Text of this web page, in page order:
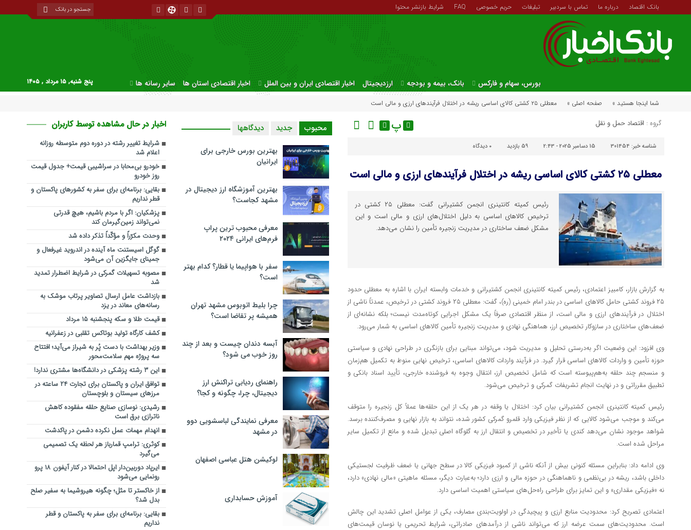
بانک اقتصاد درباره ما تماس با سردبیر تبلیغات حریم خصوصی FAQ شرایط بازنشر محتوا
بورس، سهام و فارکس بانک، بیمه و بودجه ارزدیجیتال اخبار اقتصادی ایران و بین الملل اخبار اقتصادی استان ها سایر رسانه ها پنج شنبه, ۱۵ مرداد , ۱۴۰۵
شما اینجا هستید » صفحه اصلی » معطلی ۲۵ کشتی کالای اساسی ریشه در اختلال فرآیندهای ارزی و مالی است
گروه : اقتصاد حمل و نقل پ
شناسه خبر: 301454 15 دسامبر 2025 - 2:43 59 بازدید ۰ دیدگاه
معطلی ۲۵ کشتی کالای اساسی ریشه در اختلال فرآیندهای ارزی و مالی است
رئیس کمیته کانتینری انجمن کشتیرانی گفت: معطلی ۲۵ کشتی در
ترخیص کالاهای اساسی به دلیل اختلال‌های ارزی و مالی است و این
مشکل ضعف ساختاری در مدیریت زنجیره تأمین را نشان می‌دهد.
به گزارش بازار، ‌کامبیز اعتمادی، رئیس کمیته کانتینری انجمن کشتیرانی و خدمات وابسته ایران با اشاره به معطلی حدود
۲۵ فروند کشتی حامل کالاهای اساسی در بندر امام خمینی (ره)، گفت: معطلی ۲۵ فروند کشتی در ترخیص، عمدتاً ناشی از
اختلال در فرآیندهای ارزی و مالی است، از منظر اقتصادی صرفاً یک مشکل اجرایی کوتاه‌مدت نیست؛ بلکه نشانه‌ای از
ضعف‌های ساختاری در سازوکار تخصیص ارز، هماهنگی نهادی و مدیریت زنجیره تأمین کالاهای اساسی به شمار می‌رود.
وی افزود: این وضعیت اگر به‌درستی تحلیل و مدیریت شود، می‌تواند مبنایی برای بازنگری در طراحی نهادی و سیاستی
حوزه تأمین و واردات کالاهای اساسی قرار گیرد. در فرآیند واردات کالاهای اساسی، ترخیص نهایی منوط به تکمیل هم‌زمان
و منسجم چند حلقه به‌هم‌پیوسته است که شامل تخصیص ارز، انتقال وجوه به فروشنده خارجی، تأیید اسناد بانکی و
تطبیق مقرراتی و در نهایت انجام تشریفات گمرکی و ترخیص می‌شود.
رئیس کمیته کانتینری انجمن کشتیرانی بیان کرد: اختلال یا وقفه در هر یک از این حلقه‌ها عملاً کل زنجیره را متوقف
می‌کند و موجب می‌شود کالایی که از نظر فیزیکی وارد قلمرو گمرکی کشور شده، نتواند به بازار نهایی و مصرف‌کننده برسد.
شواهد موجود نشان می‌دهد کندی یا تأخیر در تخصیص و انتقال ارز به گلوگاه اصلی تبدیل شده و مانع از تکمیل سایر
مراحل شده است.
وی ادامه داد: بنابراین مسئله کنونی بیش از آنکه ناشی از کمبود فیزیکی کالا در سطح جهانی یا ضعف ظرفیت لجستیکی
داخلی باشد، ریشه در بی‌نظمی و ناهماهنگی در حوزه مالی و ارزی دارد؛ به‌عبارت دیگر، مسئله ماهیتی «مالی نهادی» دارد،
نه «فیزیکی مقداری» و این تمایز برای طراحی راه‌حل‌های سیاستی اهمیت اساسی دارد.
اعتمادی تصریح کرد: محدودیت منابع ارزی و پیچیدگی در اولویت‌بندی مصارف، یکی از عوامل اصلی تشدید این چالش
است. محدودیت‌های سمت عرضه ارز که می‌تواند ناشی از درآمدهای صادراتی، شرایط تحریمی یا نوسان قیمت‌های
محبوب جدید دیدگاهها
بهترین بورس خارجی برای
ایرانیان
بهترین آموزشگاه ارز دیجیتال در
مشهد کجاست؟
معرفی محبوب ترین پراپ
فرم‌های ایرانی ۲۰۲۴
سفر با هواپیما یا قطار؟ کدام بهتر
است؟
چرا بلیط اتوبوس مشهد تهران
همیشه پر تقاضا است؟
آبسه دندان چیست و بعد از چند
روز خوب می‌ شود؟
راهنمای ردیابی تراکنش ارز
دیجیتال، چرا، چگونه و کجا؟
معرفی نمایندگی لباسشویی دوو
در مشهد
لوکیشن هتل عباسی اصفهان
آموزش حسابداری
اخبار در حال مشاهده توسط کاربران
شرایط تغییر رشته در دوره دوم متوسطه روزانه
اعلام شد
خودرو بی‌محابا در سراشیبی قیمت+ جدول قیمت
روز خودرو
بقایی: برنامه‌ای برای سفر به کشورهای پاکستان و
قطر نداریم
پزشکیان: اگر با مردم باشیم، هیچ قدرتی
نمی‌تواند زمین‌گیرمان کند
وحدت مکرّراً و مؤکّداً تذکر داده شد
گوگل اسیستنت ماه آینده در اندروید غیرفعال و
جمینای جایگزین آن می‌شود
مصوبه تسهیلات گمرکی در شرایط اضطرار تمدید
شد
بازداشت عامل ارسال تصاویر پرتاب موشک به
رسانه‌های معاند در یزد
قیمت طلا و سکه پنجشنبه ۱۵ مرداد
کشف کارگاه تولید بوتاکس تقلبی در زعفرانیه
وزیر بهداشت با دست پُر به شیراز می‌آید؛ افتتاح
سه پروژه مهم سلامت‌محور
این ۳ رشته پزشکی در دانشگاه‌ها مشتری ندارد!
توافق ایران و پاکستان برای تجارت ۲۴ ساعته در
مرزهای سیستان و بلوچستان
رشیدی: نوسازی صنایع حلقه مفقوده کاهش
ناترازی برق است
انهدام مهمات عمل نکرده دشمن در پاکدشت
کوثری: ترامپ قمارباز هر لحظه یک تصمیمی
می‌گیرد
ایرپاد دوربین‌دار اپل احتمالا در کنار آیفون ۱۸ پرو
رونمایی می‌شود
از خاکستر تا مثل؛ چگونه هیروشیما به سفیر صلح
بدل شد؟
بقایی: برنامه‌ای برای سفر به پاکستان و قطر
نداریم